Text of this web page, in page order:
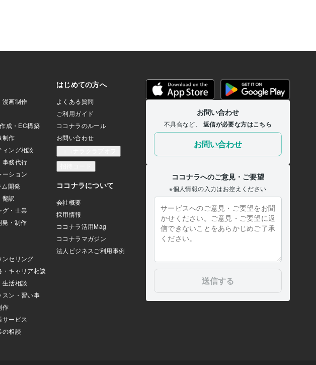
し、「この塩で身を清めさせてくださ
い」と心の中でお願いしてみてくださ
い。神棚がない方でも、塩に向かって同
じように心で念じれば大丈夫です。 身